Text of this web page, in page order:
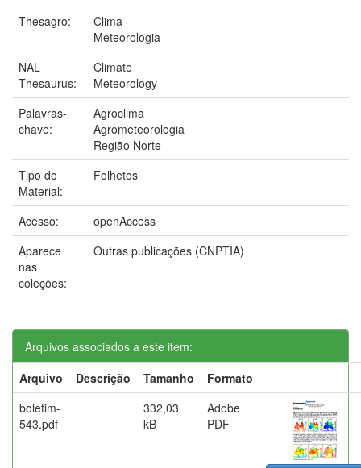
Thesagro:
Clima
Meteorologia
NAL
Thesaurus:
Climate
Meteorology
Palavras-
chave:
Agroclima
Agrometeorologia
Região Norte
Tipo do
Material:
Folhetos
Acesso:
openAccess
Aparece
nas
coleções:
Outras publicações (CNPTIA)
Arquivos associados a este item:
Arquivo
Descrição Tamanho
Formato
boletim-
543.pdf
332,03
kB
Adobe
PDF